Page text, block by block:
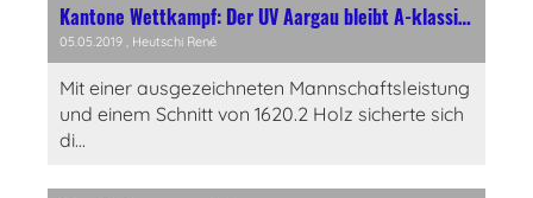
Kantone Wettkampf: Der UV Aargau bleibt A-klassig, Ob-/Nidwalden wird Schweizermeister
05.05.2019 , Heutschi René
Mit einer ausgezeichneten Mannschaftsleistung
und einem Schnitt von 1620.2 Holz sicherte sich
di...